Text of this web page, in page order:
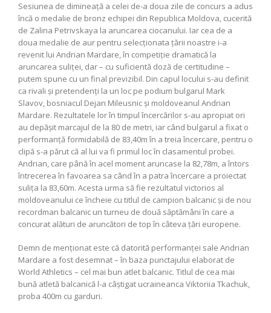
Sesiunea de dimineață a celei de-a doua zile de concurs a adus
încă o medalie de bronz echipei din Republica Moldova, cucerită
de Zalina Petrivskaya la aruncarea ciocanului. Iar cea de a
doua medalie de aur pentru selecționata țării noastre i-a
revenit lui Andrian Mardare, în competiție dramatică la
aruncarea suliței, dar – cu suficientă doză de certitudine –
putem spune cu un final previzibil. Din capul locului s-au definit
ca rivali și pretendenți la un loc pe podium bulgarul Mark
Slavov, bosniacul Dejan Mileusnic și moldoveanul Andrian
Mardare. Rezultatele lor în timpul încercărilor s-au apropiat ori
au depășit marcajul de la 80 de metri, iar când bulgarul a fixat o
performanță formidabilă de 83,40m în a treia încercare, pentru o
clipă s-a părut că al lui va fi primul loc în clasamentul probei.
Andrian, care până în acel moment aruncase la 82,78m, a întors
întrecerea în favoarea sa când în a patra încercare a proiectat
sulița la 83,60m. Acesta urma să fie rezultatul victorios al
moldoveanului ce încheie cu titlul de campion balcanic și de nou
recordman balcanic un turneu de două săptămâni în care a
concurat alături de aruncători de top în câteva țări europene.
Demn de menționat este că datorită performanței sale Andrian
Mardare a fost desemnat – în baza punctajului elaborat de
World Athletics – cel mai bun atlet balcanic. Titlul de cea mai
bună atletă balcanică l-a câștigat ucraineanca Viktoriia Tkachuk,
proba 400m cu garduri.